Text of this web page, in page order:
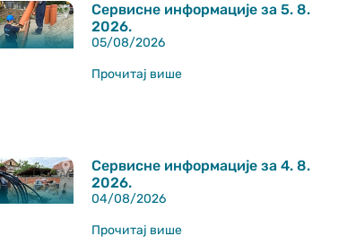
Сервисне информације за 5. 8.
2026.
05/08/2026
Прочитај више
Сервисне информације за 4. 8.
2026.
04/08/2026
Прочитај више